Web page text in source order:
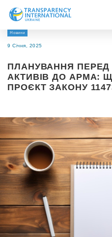
Про нас
Дослідження
Напрями роботи
Новини
9 Січня, 2025
ПЛАНУВАННЯ
АКТИВІВ ДО АРМА:
ПРОЄКТ ЗАКОНУ